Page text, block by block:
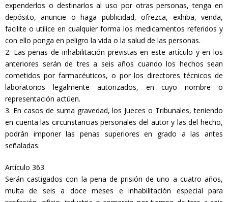
expenderlos o destinarlos al uso por otras personas, tenga en
depósito, anuncie o haga publicidad, ofrezca, exhiba, venda,
facilite o utilice en cualquier forma los medicamentos referidos y
con ello ponga en peligro la vida o la salud de las personas.
2. Las penas de inhabilitación previstas en este artículo y en los
anteriores serán de tres a seis años cuando los hechos sean
cometidos por farmacéuticos, o por los directores técnicos de
laboratorios legalmente autorizados, en cuyo nombre o
representación actúen.
3. En casos de suma gravedad, los Jueces o Tribunales, teniendo
en cuenta las circunstancias personales del autor y las del hecho,
podrán imponer las penas superiores en grado a las antes
señaladas.
Artículo 363.
Serán castigados con la pena de prisión de uno a cuatro años,
multa de seis a doce meses e inhabilitación especial para